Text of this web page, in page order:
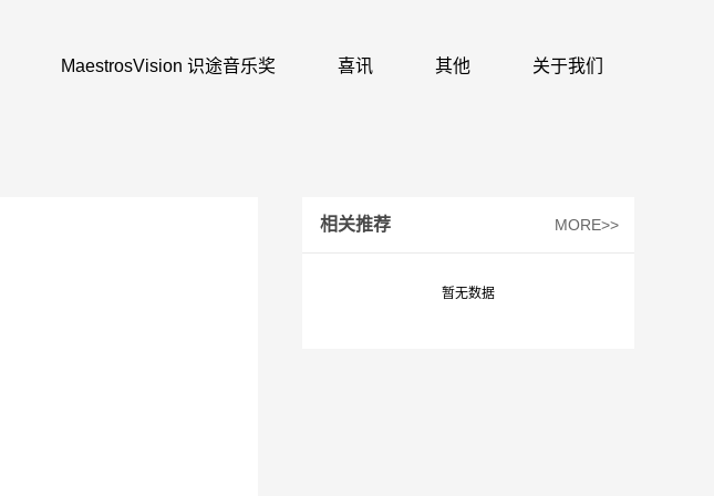
MaestrosVision 识途音乐奖 喜讯 其他 关于我们
相关推荐 MORE>>
暂无数据